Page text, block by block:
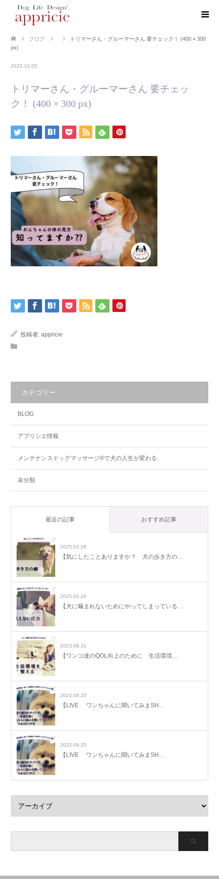
ブログ
トリマーさん・グルーマーさん 要チェック！ (400 × 300
px)
2022.10.05
トリマーさん・グルーマーさん 要チェッ
ク！ (400 × 300 px)
投稿者: appricie
カテゴリー
BLOG
アプリシエ情報
メンテナンスドッグマッサージ®で犬の人生が変わる
未分類
最近の記事 おすすめ記事
2025.02.28
【気にしたことありますか？ 犬の歩き方の…
2025.02.26
【犬に噛まれないためにやってしまっている…
2023.08.31
【ワンコ達のQOL向上のために 生活環境…
2023.08.25
【LIVE ワンちゃんに聞いてみまSH…
2023.08.25
【LIVE ワンちゃんに聞いてみまSH…